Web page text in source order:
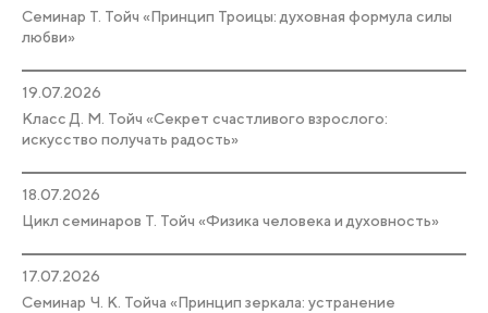
Семинар Т. Тойч «Принцип Троицы: духовная формула силы
любви»
19.07.2026
Класс Д. М. Тойч «Секрет счастливого взрослого:
искусство получать радость»
18.07.2026
Цикл семинаров Т. Тойч «Физика человека и духовность»
17.07.2026
Семинар Ч. К. Тойча «Принцип зеркала: устранение